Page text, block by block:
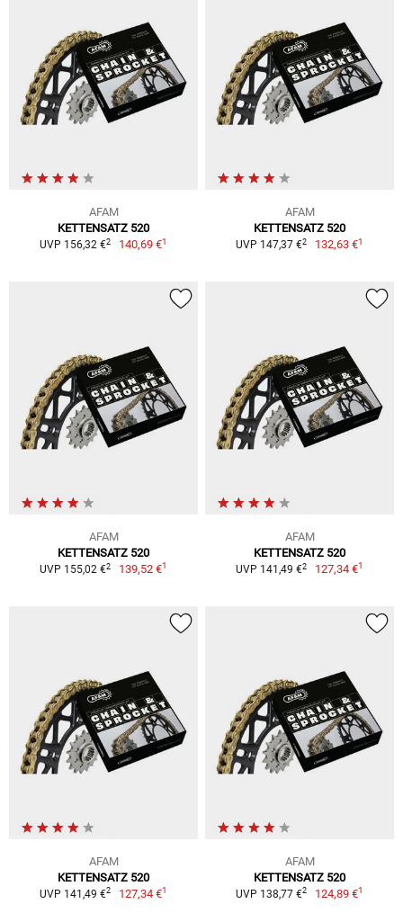
AFAM
KETTENSATZ 520
UVP 156,32 €2 140,69 €1
AFAM
KETTENSATZ 520
UVP 147,37 €2 132,63 €1
AFAM
KETTENSATZ 520
UVP 155,02 €2 139,52 €1
AFAM
KETTENSATZ 520
UVP 141,49 €2 127,34 €1
AFAM
KETTENSATZ 520
UVP 141,49 €2 127,34 €1
AFAM
KETTENSATZ 520
UVP 138,77 €2 124,89 €1